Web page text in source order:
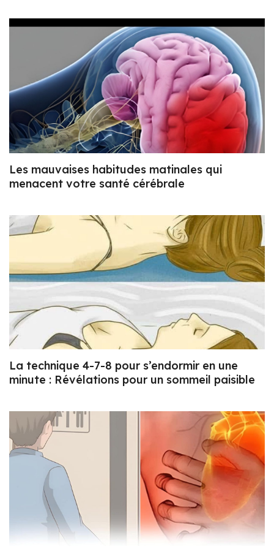
Les mauvaises habitudes matinales qui
menacent votre santé cérébrale
La technique 4-7-8 pour s’endormir en une
minute : Révélations pour un sommeil paisible